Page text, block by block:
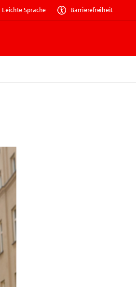
Leichte Sprache Barrierefreiheit